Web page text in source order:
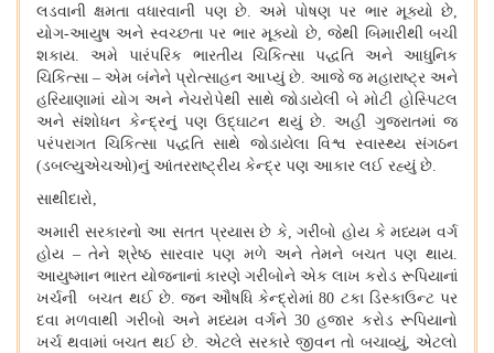
લડવાની ક્ષમતા વધારવાની પણ છે. અમે પોષણ પર ભાર મૂક્યો છે,
યોગ-આયુષ અને સ્વચ્છતા પર ભાર મૂક્યો છે, જેથી બિમારીથી બચી
શકાય. અમે પારંપરિક ભારતીય ચિકિત્સા પદ્ધતિ અને આધુનિક
ચિકિત્સા – એમ બંનેને પ્રોત્સાહન આપ્યું છે. આજે જ મહારાષ્ટ્ર અને
હરિયાણામાં યોગ અને નેચરોપેથી સાથે જોડાયેલી બે મોટી હોસ્પિટલ
અને સંશોધન કેન્દ્રનું પણ ઉદ્ઘાટન થયું છે. અહીં ગુજરાતમાં જ
પરંપરાગત ચિકિત્સા પદ્ધતિ સાથે જોડાયેલા વિશ્વ સ્વાસ્થ્ય સંગઠન
(ડબલ્યુએચઓ)નું આંતરરાષ્ટ્રીય કેન્દ્ર પણ આકાર લઈ રહ્યું છે.
સાથીદારો,
અમારી સરકારનો આ સતત પ્રયાસ છે કે, ગરીબો હોય કે મધ્યમ વર્ગ
હોય – તેને શ્રેષ્ઠ સારવાર પણ મળે અને તેમને બચત પણ થાય.
આયુષ્માન ભારત યોજનાનાં કારણે ગરીબોને એક લાખ કરોડ રૂપિયાનાં
ખર્ચની બચત થઈ છે. જન ઔષધિ કેન્દ્રોમાં 80 ટકા ડિસ્કાઉન્ટ પર
દવા મળવાથી ગરીબો અને મધ્યમ વર્ગને 30 હજાર કરોડ રૂપિયાનો
ખર્ચ થવામાં બચત થઈ છે. એટલે સરકારે જીવન તો બચાવ્યું, એટલો